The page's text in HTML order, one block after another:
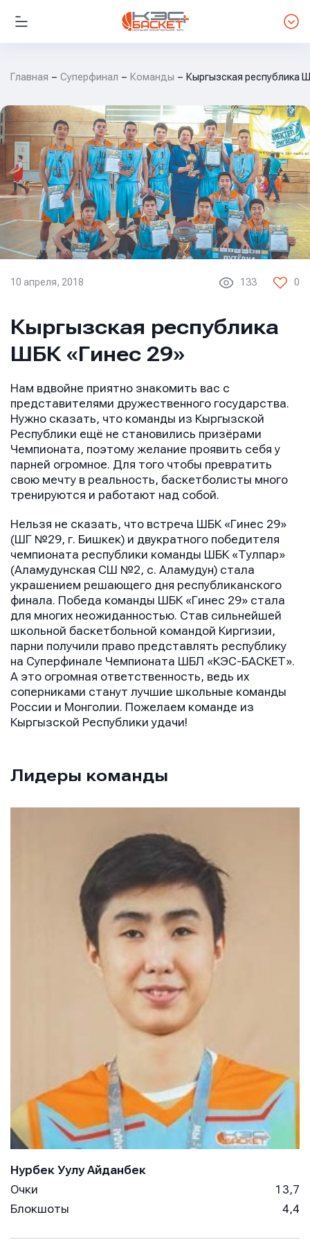
Главная Суперфинал Команды Кыргызская республика
10 апреля, 2018 133 0
Кыргызская республика
ШБК «Гинес 29»
Нам вдвойне приятно знакомить вас с
представителями дружественного государства.
Нужно сказать, что команды из Кыргызской
Республики ещё не становились призёрами
Чемпионата, поэтому желание проявить себя у
парней огромное. Для того чтобы превратить
свою мечту в реальность, баскетболисты много
тренируются и работают над собой.
Нельзя не сказать, что встреча ШБК «Гинес 29»
(ШГ №29, г. Бишкек) и двукратного победителя
чемпионата республики команды ШБК «Тулпар»
(Аламудунская СШ №2, с. Аламудун) стала
украшением решающего дня республиканского
финала. Победа команды ШБК «Гинес 29» стала
для многих неожиданностью. Став сильнейшей
школьной баскетбольной командой Киргизии,
парни получили право представлять республику
на Суперфинале Чемпионата ШБЛ «КЭС-БАСКЕТ».
А это огромная ответственность, ведь их
соперниками станут лучшие школьные команды
России и Монголии. Пожелаем команде из
Кыргызской Республики удачи!
Лидеры команды
Нурбек Уулу Айданбек
Очки
13,7
Блокшоты
4,4
Сообщение
Отправить
Сообщение
Отправить
Сообщение